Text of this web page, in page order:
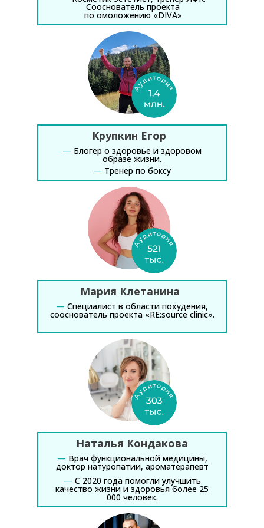
Мария Клетанина
— Специалист в области похудения,
сооснователь проекта «RE:source clinic».
Крупкин Егор
— Тренер по боксу
— Блогер о здоровье и здоровом
образе жизни.
Сооснователь проекта
по омоложению «DIVA»
Наталья Кондакова
— С 2020 года помогли улучшить
качество жизни и здоровья более 25
000 человек.
— Врач функциональной медицины,
доктор натуропатии, ароматерапевт